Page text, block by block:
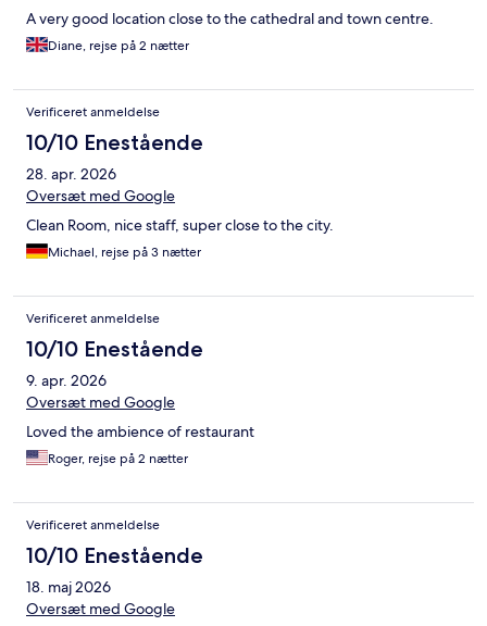
A very good location close to the cathedral and town centre.
Diane, rejse på 2 nætter
Verificeret anmeldelse
10/10 Enestående
28. apr. 2026
Oversæt med Google
Clean Room, nice staff, super close to the city.
Michael, rejse på 3 nætter
Verificeret anmeldelse
10/10 Enestående
9. apr. 2026
Oversæt med Google
Loved the ambience of restaurant
Roger, rejse på 2 nætter
Verificeret anmeldelse
10/10 Enestående
18. maj 2026
Oversæt med Google